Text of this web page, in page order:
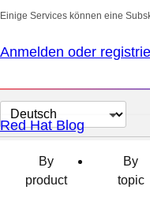
Einige Services können eine
Anmelden oder
Sprache
auswählen
Red Hat Blog
By
product
By
topic